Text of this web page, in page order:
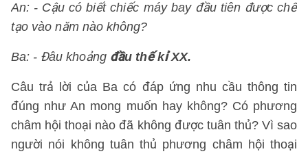
An: - Cậu có biết chiếc máy bay đầu tiên được chế
tạo vào năm nào không?
Ba: - Đâu khoảng đầu thế kỉ XX.
Câu trả lời của Ba có đáp ứng nhu cầu thông tin
đúng như An mong muốn hay không? Có phương
châm hội thoại nào đã không được tuân thủ? Vì sao
người nói không tuân thủ phương châm hội thoại